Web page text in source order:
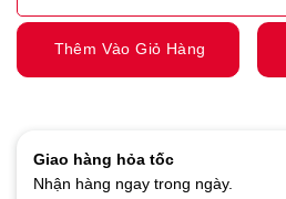
Thêm Vào Giỏ Hàng
Giao hàng hỏa tốc
Nhận hàng ngay trong ngày.